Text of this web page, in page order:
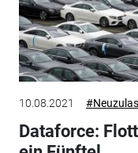
10.08.2021
Dataforce: